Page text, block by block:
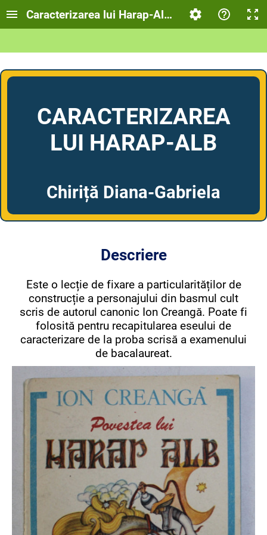
Caracterizarea lui Harap-Alb, personaj din
CARACTERIZAREA
LUI HARAP-ALB
Chiriță Diana-Gabriela
Descriere
Este o lecție de fixare a particularităților de
construcție a personajului din basmul cult
scris de autorul canonic Ion Creangă. Poate fi
folosită pentru recapitularea eseului de
caracterizare de la proba scrisă a examenului
de bacalaureat.